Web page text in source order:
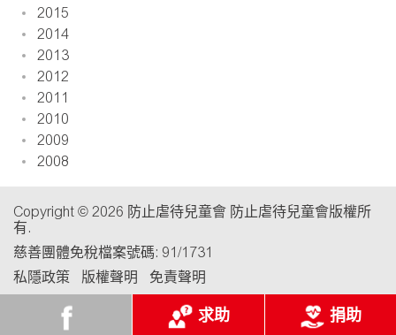
2015
2014
2013
2012
2011
2010
2009
2008
Copyright © 2026 防止虐待兒童會 防止虐待兒童會版權所
有.
慈善團體免稅檔案號碼: 91/1731
私隱政策
版權聲明 免責聲明
求助 捐助